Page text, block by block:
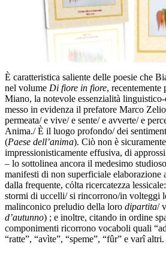
È caratteristica saliente delle poesie che
nel volume Di fiore in fiore, recentemente
Miano, la notevole essenzialità linguistico-
messo in evidenza il prefatore Marco
permeata/ e vive/ e sente/ e avverte/ e
Anima./ È il luogo profondo/ dei
(Paese dell’anima). Ciò non è
impressionisticamente effusiva, di
– lo sottolinea ancora il medesimo
manifesti di non superficiale elaborazione
dalla frequente, cόlta ricercatezza
stormi di uccelli/ si rincorrono/in volteggi
malinconico preludio della loro dipartita/
d’autunno) ; e inoltre, citando in ordine
componimenti ricorrono vocaboli quali
“ratte”, “avìte”, “speme”, “fûr” e varî altri.